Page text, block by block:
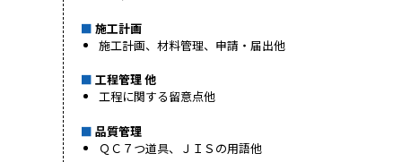
施工計画
施工計画、材料管理、申請・届出他
工程管理 他
工程に関する留意点他
品質管理
ＱＣ７つ道具、ＪＩＳの用語他